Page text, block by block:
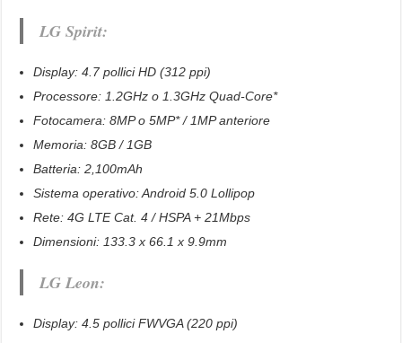
LG Spirit:
Display: 4.7 pollici HD (312 ppi)
Processore: 1.2GHz o 1.3GHz Quad-Core*
Fotocamera: 8MP o 5MP* / 1MP anteriore
Memoria: 8GB / 1GB
Batteria: 2,100mAh
Sistema operativo: Android 5.0 Lollipop
Rete: 4G LTE Cat. 4 / HSPA + 21Mbps
Dimensioni: 133.3 x 66.1 x 9.9mm
LG Leon:
Display: 4.5 pollici FWVGA (220 ppi)